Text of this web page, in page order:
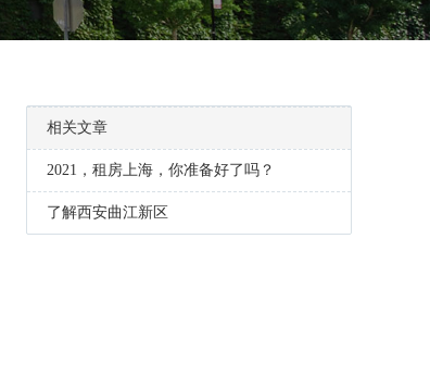
相关文章
2021，租房上海，你准备好了吗？
了解西安曲江新区